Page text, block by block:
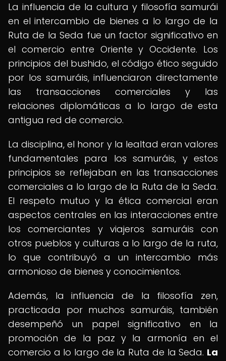
La influencia de la cultura y filosofía samurái
en el intercambio de bienes a lo largo de la
Ruta de la Seda fue un factor significativo en
el comercio entre Oriente y Occidente. Los
principios del bushido, el código ético seguido
por los samuráis, influenciaron directamente
las transacciones comerciales y las
relaciones diplomáticas a lo largo de esta
antigua red de comercio.
La disciplina, el honor y la lealtad eran valores
fundamentales para los samuráis, y estos
principios se reflejaban en las transacciones
comerciales a lo largo de la Ruta de la Seda.
El respeto mutuo y la ética comercial eran
aspectos centrales en las interacciones entre
los comerciantes y viajeros samuráis con
otros pueblos y culturas a lo largo de la ruta,
lo que contribuyó a un intercambio más
armonioso de bienes y conocimientos.
Además, la influencia de la filosofía zen,
practicada por muchos samuráis, también
desempeñó un papel significativo en la
promoción de la paz y la armonía en el
comercio a lo largo de la Ruta de la Seda. La